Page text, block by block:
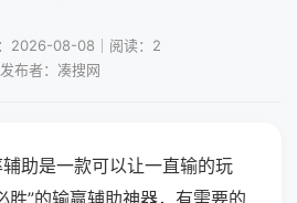
2026-08-08｜阅读：2
发布者：凑搜网
助是一款可以让一直输的玩
胜”的输赢辅助神器，有需要的